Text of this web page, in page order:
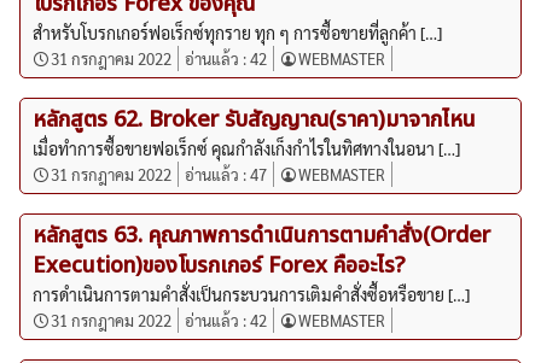
สำหรับโบรกเกอร์ฟอเร็กซ์ทุกราย ทุก ๆ การซื้อขายที่ลูกค้า […]
31 กรกฎาคม 2022 อ่านแล้ว :42 WEBMASTER
หลักสูตร 62. Broker รับสัญญาณ(ราคา)มาจากไหน
เมื่อทำการซื้อขายฟอเร็กซ์ คุณกำลังเก็งกำไรในทิศทางในอนา […]
31 กรกฎาคม 2022 อ่านแล้ว :47 WEBMASTER
หลักสูตร 63. คุณภาพการดำเนินการตามคำสั่ง(Order
Execution)ของโบรกเกอร์ Forex คืออะไร?
การดำเนินการตามคำสั่งเป็นกระบวนการเติมคำสั่งซื้อหรือขาย […]
31 กรกฎาคม 2022 อ่านแล้ว :42 WEBMASTER